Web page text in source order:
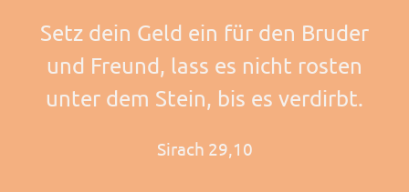
Setz dein Geld ein für den Bruder
und Freund, lass es nicht rosten
unter dem Stein, bis es verdirbt.
Sirach 29,10